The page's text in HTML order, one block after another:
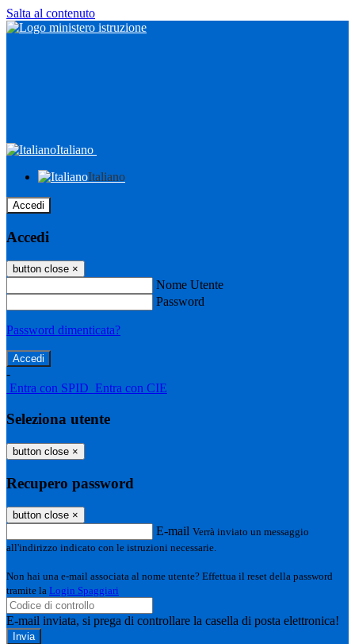
Salta al contenuto
Italiano
Italiano
Accedi
Accedi
button close ×
Nome Utente
Password
Password dimenticata?
-
Entra con SPID Entra con CIE
Seleziona utente
button close ×
Recupero password
button close ×
E-mail Verrà inviato un messaggio
all'indirizzo indicato con le istruzioni necessarie.
Non hai una e-mail associata al nome utente? Effettua il reset della password
tramite la Login Spaggiari
E-mail inviata, si prega di controllare la casella di posta elettronica!